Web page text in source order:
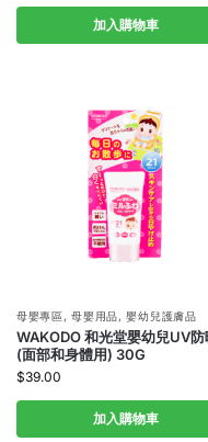
加入購物車
母嬰專區,母嬰用品,嬰幼兒護膚品
WAKODO 和光堂嬰幼兒UV防
(面部和身體用) 30G
$39.00
加入購物車